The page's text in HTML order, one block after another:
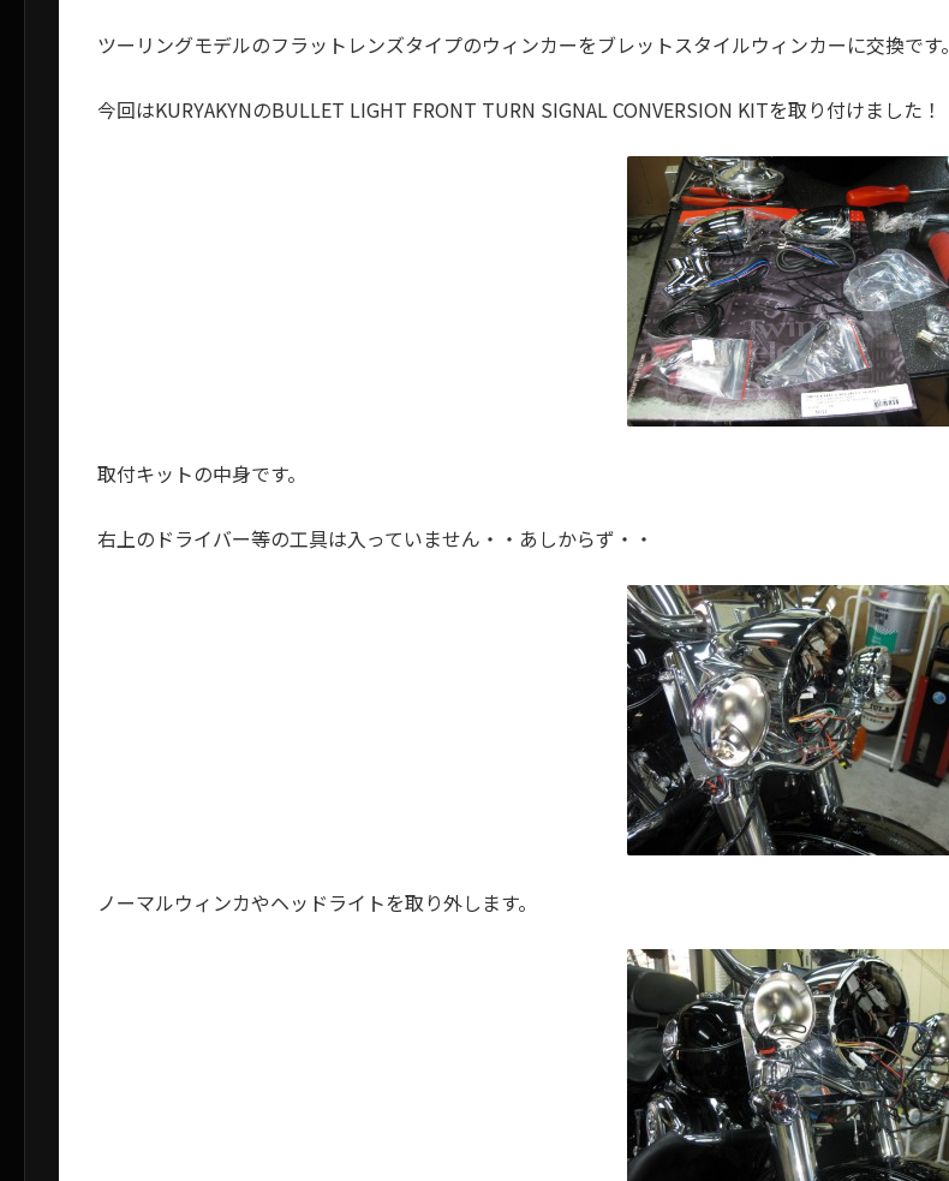
ツーリングモデルのフラットレンズタイプのウィンカーをブレットスタイルウィンカーに交換です。
今回はKURYAKYNのBULLET LIGHT FRONT TURN SIGNAL CONVERSION KITを取り付けました！
取付キットの中身です。
右上のドライバー等の工具は入っていません・・あしからず・・
ノーマルウィンカやヘッドライトを取り外します。